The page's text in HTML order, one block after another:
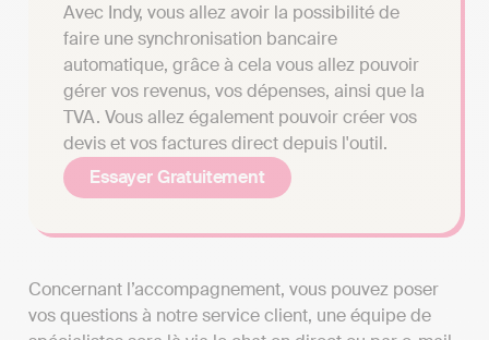
Avec Indy, vous allez avoir la possibilité de
faire une synchronisation bancaire
automatique, grâce à cela vous allez pouvoir
gérer vos revenus, vos dépenses, ainsi que la
TVA. Vous allez également pouvoir créer vos
devis et vos factures direct depuis l'outil.
Essayer Gratuitement
Concernant l’accompagnement, vous pouvez poser
vos questions à notre service client, une équipe de